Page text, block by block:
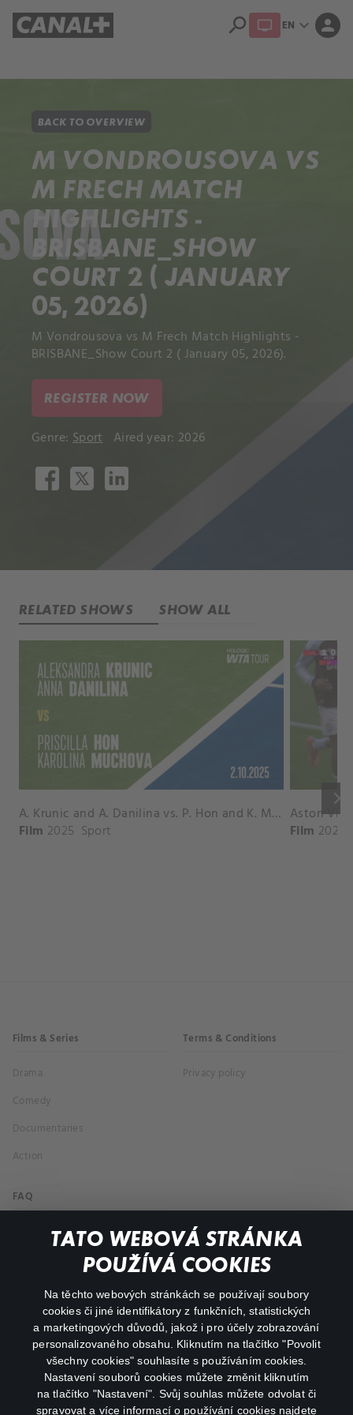
TATO WEBOVÁ STRÁNKA
POUŽÍVÁ COOKIES
Na těchto webových stránkách se používají soubory
cookies či jiné identifikátory z funkčních, statistických
a marketingových důvodů, jakož i pro účely zobrazování
personalizovaného obsahu. Kliknutím na tlačítko "Povolit
všechny cookies" souhlasíte s používáním cookies.
Nastavení souborů cookies můžete změnit kliknutím
na tlačítko "Nastavení". Svůj souhlas můžete odvolat či
spravovat a více informací o používání cookies najdete
search EN expand_more person
BACK TO OVERVIEW
M VONDROUSOVA VS
M FRECH MATCH
HIGHLIGHTS -
BRISBANE_SHOW
COURT 2 ( JANUARY
05, 2026)
M Vondrousova vs M Frech Match Highlights -
BRISBANE_Show Court 2 ( January 05, 2026).
REGISTER NOW
Genre: Sport Aired year: 2026
RELATED SHOWS SHOW ALL
keyboard_arrow_right
A. Krunic and A. Danilina vs. P. Hon and K. Muchova Match Highlights - BEIJING_Capital Group Diamond ( October 02, 2025)
Film 2025 Sport Film 2026
Films & Series
Drama
Comedy
Documentaries
Action
Terms & Conditions
Privacy policy
FAQ
My profile
facebookinstagram
youtube